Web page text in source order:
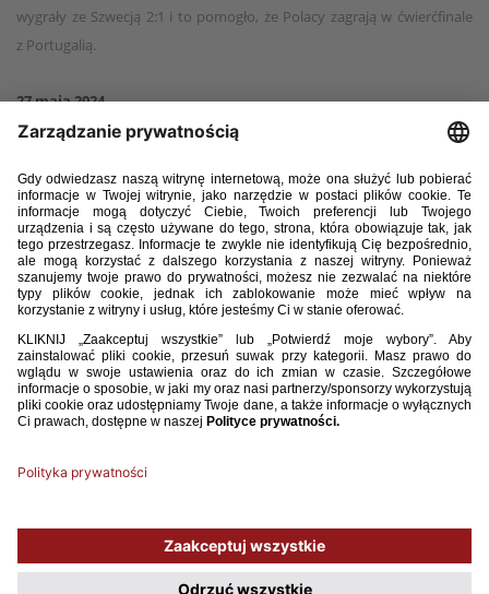
wygrały ze Szwecją 2:1 i to pomogło, że Polacy zagrają w ćwierćfinale
z Portugalią.
27 maja 2024
Polska – Słowacja 4:0 (3:0)
Gieroba 67
Polska: 1. Mateusz Jeleń – 16. Bartosz Kriegler, 5. Kacper Potulski, 3.
Dawid Szwiec – 7. Mateusz Szczepaniak (75, 11. Filip Baniowski), 10.
Jakub Adkonis (67, 19. Igor Brzyski), 4. Mateusz Dziewiatowski (70, 14.
Michał Wróblewski), 15. Dominik Sarapata, 17. Dawid Mazurek (70, 8.
Michael Izunwanne.
Słowacja : 1. Sebastian Zajac – 2. Martin Turansky (85, 4. Martin
Hlavaty), 5. Tobias Daniel (46, 15. Simon Misiak), 3. Dominik Balog, 13.
Nathan Udvaros), 10. Simon Vlna, 20. Martin Bacik (58, 14. Daniel
Żółte kartki: Strucka, Daniel.
: David Fuxman (Izrael)
Używamy plików cookies, aby ułatwić Ci korzystanie z naszego serwisu
oraz do celów statystycznych. Jeśli nie blokujesz tych plików, to zgadzasz